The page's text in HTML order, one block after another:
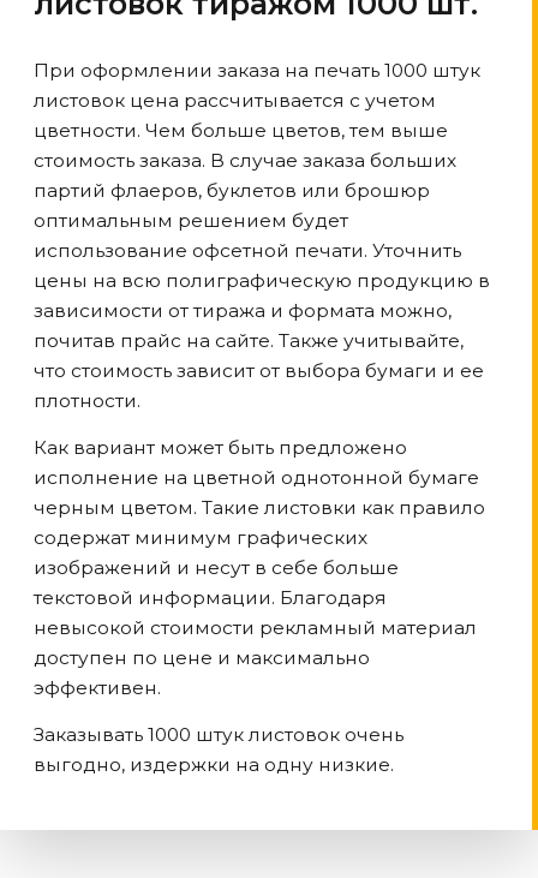
При оформлении заказа на печать 1000 штук
листовок цена рассчитывается с учетом
цветности. Чем больше цветов, тем выше
стоимость заказа. В случае заказа больших
партий флаеров, буклетов или брошюр
оптимальным решением будет
использование офсетной печати. Уточнить
цены на всю полиграфическую продукцию в
зависимости от тиража и формата можно,
почитав прайс на сайте. Также учитывайте,
что стоимость зависит от выбора бумаги и ее
плотности.
Как вариант может быть предложено
исполнение на цветной однотонной бумаге
черным цветом. Такие листовки как правило
содержат минимум графических
изображений и несут в себе больше
текстовой информации. Благодаря
невысокой стоимости рекламный материал
доступен по цене и максимально
эффективен.
Заказывать 1000 штук листовок очень
выгодно, издержки на одну низкие.